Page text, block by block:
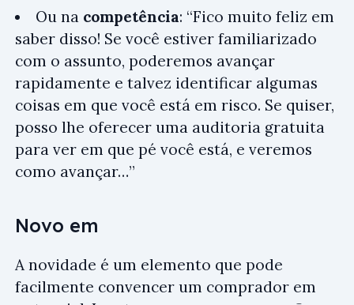
Ou na competência: “Fico muito feliz em
saber disso! Se você estiver familiarizado
com o assunto, poderemos avançar
rapidamente e talvez identificar algumas
coisas em que você está em risco. Se quiser,
posso lhe oferecer uma auditoria gratuita
para ver em que pé você está, e veremos
como avançar…”
Novo em
A novidade é um elemento que pode
facilmente convencer um comprador em